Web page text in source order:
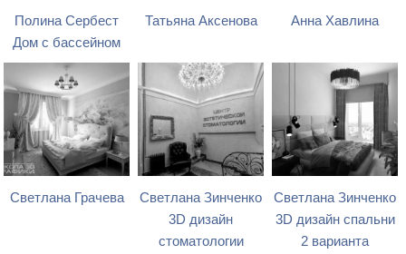
Полина Сербест
Дом с бассейном
Татьяна Аксенова Анна Хавлина
Светлана Грачева
Светлана Зинченко
3D дизайн
стоматологии
Светлана Зинченко
3D дизайн спальни
2 варианта